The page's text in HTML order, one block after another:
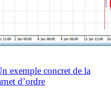
exemple concret de la
d’ordre